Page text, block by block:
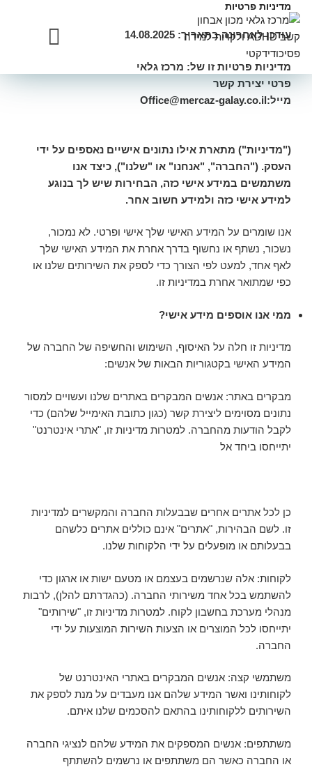
מדיניות פרטיות
עודכן לאחרונה בתאריך: 14.08.2025
מדיניות פרטיות זו של: מרכז גלאי
פרטי יצירת קשר
מייל:Office@mercaz-galay.co.il
("מדיניות") מתארת אילו נתונים אישיים נאספים על ידי
העסק. ("החברה", "אנחנו" או "שלנו"), כיצד אנו
משתמשים במידע אישי כזה, הבחירות שיש לך בנוגע
למידע אישי כזה ולמידע חשוב אחר.
אנו שומרים על המידע האישי שלך אישי ופרטי. לא נמכור,
נשכור, נשתף או נחשוף בדרך אחרת את המידע האישי שלך
לאף אחד, למעט לפי הצורך כדי לספק את השירותים שלנו או
כפי שמתואר אחרת במדיניות זו.
ממי אנו אוספים מידע אישי?
מדיניות זו חלה על האיסוף, השימוש והחשיפה של החברה של
המידע האישי בקטגוריות הבאות של אנשים:
מבקרים באתר: אנשים המבקרים באתרים שלנו ועשויים למסור
נתונים מסוימים ליצירת קשר (כגון כתובת האימייל שלהם) כדי
לקבל הודעות מהחברה. למטרות מדיניות זו, "אתרי אינטרנט"
יתייחסו ביחד אל
כן לכל אתרים אחרים שבבעלות החברה והמקשרים למדיניות
זו. לשם הבהירות, "אתרים" אינם כוללים אתרים כלשהם
בבעלותם או מופעלים על ידי הלקוחות שלנו.
לקוחות: אלה שנרשמים בעצמם או מטעם ישות או ארגון כדי
להשתמש בכל אחד משירותי החברה. (כהגדרתם להלן), לרבות
מנהלי מערכת בחשבון לקוח. למטרות מדיניות זו, "שירותים"
יתייחסו לכל המוצרים או הצעות השירות המוצעות על ידי
החברה.
משתמשי קצה: אנשים המבקרים באתרי האינטרנט של
לקוחותינו ואשר המידע שלהם אנו מעבדים על מנת לספק את
השירותים ללקוחותינו בהתאם להסכמים שלנו איתם.
משתתפים: אנשים המספקים את המידע שלהם לנציגי החברה
או החברה כאשר הם משתתפים או נרשמים להשתתף